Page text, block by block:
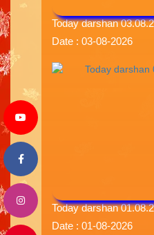
Today darshan
Date : 03-08-2026
Today darshan
Date : 01-08-2026